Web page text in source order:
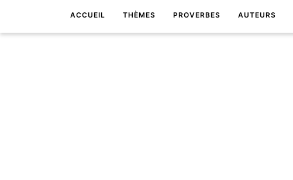
ACCUEIL THÈMES PROVERBES AUTEURS